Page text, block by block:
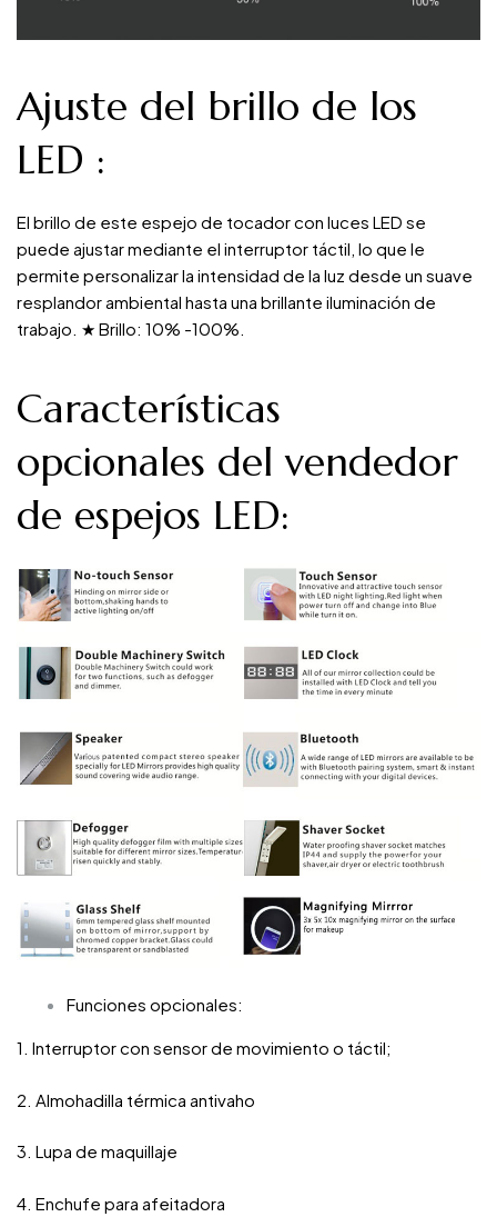
Ajuste del brillo de los
LED :
El brillo de este espejo de tocador con luces LED se
puede ajustar mediante el interruptor táctil, lo que le
permite personalizar la intensidad de la luz desde un suave
resplandor ambiental hasta una brillante iluminación de
trabajo. ★ Brillo: 10% -100%.
Características
opcionales del vendedor
de espejos LED:
Funciones opcionales:
1. Interruptor con sensor de movimiento o táctil;
2. Almohadilla térmica antivaho
3. Lupa de maquillaje
4. Enchufe para afeitadora